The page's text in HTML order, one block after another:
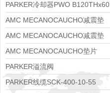
PARKER冷却器PWO B120THx60
AMC MECANOCAUCHO减震垫
138552
AMC MECANOCAUCHO减震垫
138551
AMC MECANOCAUCHO垫片
608074
PARKER溢流阀
RE06M35W2N1KWXG087
PARKER线缆SCK-400-10-55